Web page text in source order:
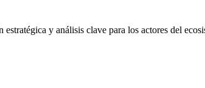
y análisis clave para los actores del